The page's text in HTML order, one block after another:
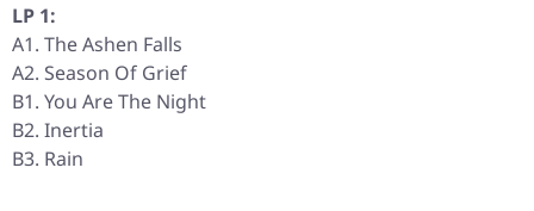
LP 1:
A1. The Ashen Falls
A2. Season Of Grief
B1. You Are The Night
B2. Inertia
B3. Rain